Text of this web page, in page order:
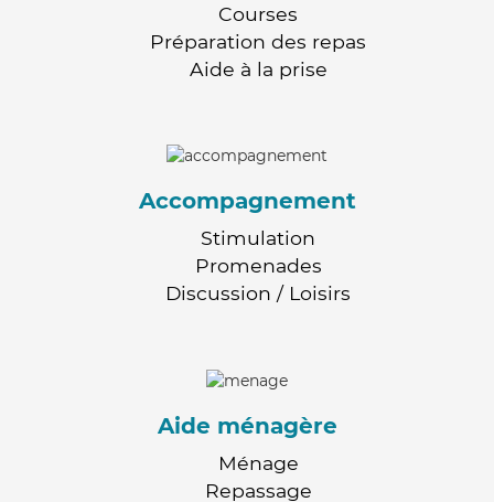
Courses
Préparation des repas
Aide à la prise
Accompagnement
Stimulation
Promenades
Discussion / Loisirs
Aide ménagère
Ménage
Repassage